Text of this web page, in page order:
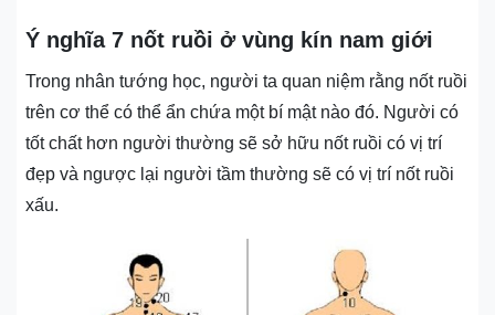
Ý nghĩa 7 nốt ruồi ở vùng kín nam giới
Trong nhân tướng học, người ta quan niệm rằng nốt ruồi
trên cơ thể có thể ẩn chứa một bí mật nào đó. Người có
tốt chất hơn người thường sẽ sở hữu nốt ruồi có vị trí
đẹp và ngược lại người tầm thường sẽ có vị trí nốt ruồi
xấu.